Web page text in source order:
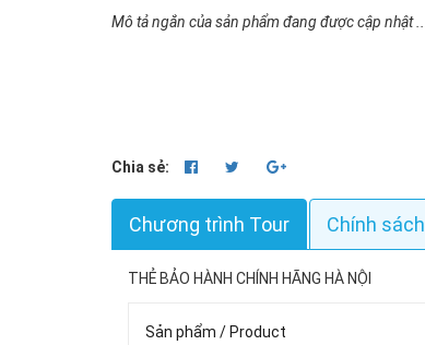
Mô tả ngắn của sản phẩm đang được cập nhật ...
Chia sẻ:
Chương trình Tour Chính sách
THẺ BẢO HÀNH CHÍNH HÃNG HÀ NỘI
Sản phẩm / Product